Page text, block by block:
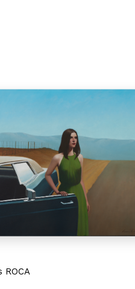
ROCA